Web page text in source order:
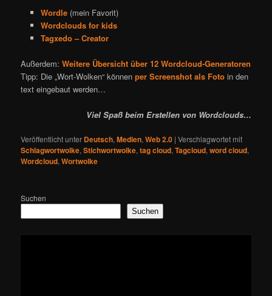
Wordle (mein Favorit)
Wordclouds for kids
Tagxedo – Creator
Außerdem:Weitere Übersicht über 12 Wordcloud-Generatoren
Tipp: Die „Wort-Wolken“ könnenper Screenshot als Foto in den
text eingebaut werden…
Viel Spaß beim Erstellen von Wordclouds…
Veröffentlicht unter Deutsch,Medien,Web 2.0 |Verschlagwortet mit
Schlagwortwolke,Stichwortwolke,tag cloud,Tagcloud,word cloud,
Wordcloud,Wortwolke
Suchen
Suchen